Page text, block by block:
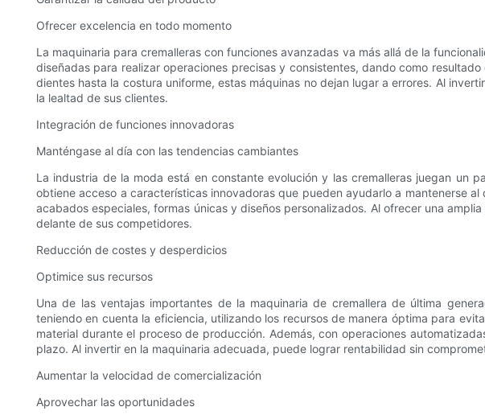
Ofrecer excelencia en todo momento
La maquinaria para cremalleras con funciones avanzadas va más allá de la
diseñadas para realizar operaciones precisas y consistentes, dando como
dientes hasta la costura uniforme, estas máquinas no dejan lugar a errores. Al
la lealtad de sus clientes.
Integración de funciones innovadoras
Manténgase al día con las tendencias cambiantes
La industria de la moda está en constante evolución y las cremalleras juegan un
obtiene acceso a características innovadoras que pueden ayudarlo a mantenerse
acabados especiales, formas únicas y diseños personalizados. Al ofrecer una
delante de sus competidores.
Reducción de costes y desperdicios
Optimice sus recursos
Una de las ventajas importantes de la maquinaria de cremallera de última
teniendo en cuenta la eficiencia, utilizando los recursos de manera óptima para
material durante el proceso de producción. Además, con operaciones
plazo. Al invertir en la maquinaria adecuada, puede lograr rentabilidad sin
Aumentar la velocidad de comercialización
Aprovechar las oportunidades